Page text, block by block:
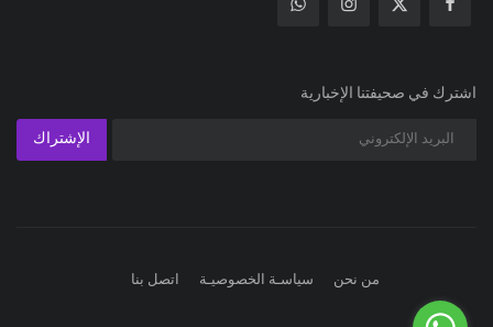
اشترك في صحيفتنا الإخبارية
الإشتراك
من نحن سياسـة الخصوصيـة اتصل بنا